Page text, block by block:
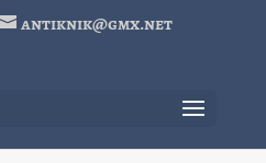
antiknik@gmx.net